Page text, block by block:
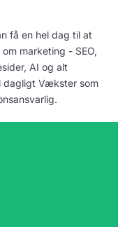
få en hel dag til at
marketing - SEO,
AI og alt
dagligt Vækster som